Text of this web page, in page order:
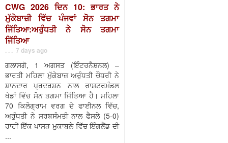
CWG 2026 ਦਿਨ 10: ਭਾਰਤ ਨੇ
ਮੁੱਕੇਬਾਜ਼ੀ ਵਿੱਚ ਪੰਜਵਾਂ ਸੋਨ ਤਗਮਾ
ਜਿੱਤਿਆ:ਅਰੁੰਧਤੀ ਨੇ ਸੋਨ ਤਗਮਾ
ਜਿੱਤਿਆ
. . . 7 days ago
ਗਲਾਸਗੋ, 1 ਅਗਸਤ (ਇੰਟਰਨੈਸ਼ਨਲ) –
ਭਾਰਤੀ ਮਹਿਲਾ ਮੁੱਕੇਬਾਜ਼ ਅਰੁੰਧਤੀ ਚੌਧਰੀ ਨੇ
ਸ਼ਾਨਦਾਰ ਪ੍ਰਦਰਸ਼ਨ ਨਾਲ ਰਾਸ਼ਟਰਮੰਡਲ
ਖੇਡਾਂ ਵਿੱਚ ਸੋਨ ਤਗਮਾ ਜਿੱਤਿਆ ਹੈ। ਮਹਿਲਾ
70 ਕਿਲੋਗ੍ਰਾਮ ਵਰਗ ਦੇ ਫਾਈਨਲ ਵਿੱਚ,
ਅਰੁੰਧਤੀ ਨੇ ਸਰਬਸੰਮਤੀ ਨਾਲ ਫੈਸਲੇ (5-0)
ਰਾਹੀਂ ਇੱਕ ਪਾਸੜ ਮੁਕਾਬਲੇ ਵਿੱਚ ਇੰਗਲੈਂਡ ਦੀ
...